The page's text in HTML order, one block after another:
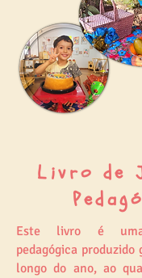
Livro de
Este livro é uma
pedagógica
longo do ano, ao